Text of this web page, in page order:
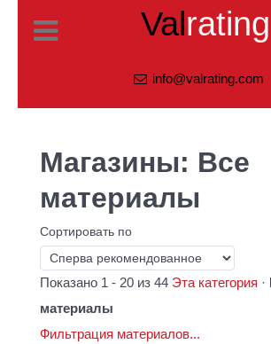
Valrating
info@valrating.com
Магазины: Все
материалы
Сортировать по
Показано 1 - 20 из 44 Эта категория ·
материалы
Фильтрация материалов...